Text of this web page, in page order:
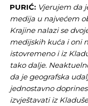
PURIĆ: Vjerujem da
medija u najvećem
Krajine nalazi se
medijskih kuća i oni
istovremeno i iz
tako dalje.
da je geografska
jednostavno
izvještavati iz